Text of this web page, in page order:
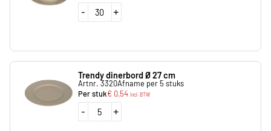
- +
Trendy dinerbord Ø 27 cm
Artnr. 3320Afname per 5 stuks
Per stuk€ 0,54 incl. BTW
- +